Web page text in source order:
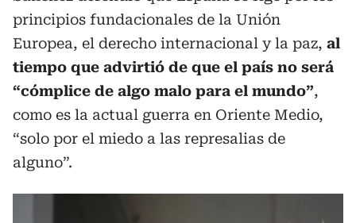
principios fundacionales de la Unión
Europea, el derecho internacional y la paz, al
tiempo que advirtió de que el país no será
“cómplice de algo malo para el mundo”,
como es la actual guerra en Oriente Medio,
“solo por el miedo a las represalias de
alguno”.